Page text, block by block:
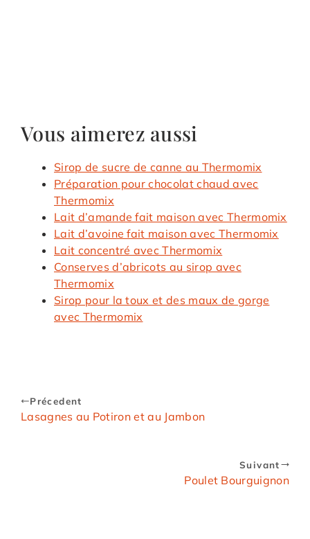
Vous aimerez aussi
Sirop de sucre de canne au Thermomix
Préparation pour chocolat chaud avec
Thermomix
Lait d’amande fait maison avec Thermomix
Lait d’avoine fait maison avec Thermomix
Lait concentré avec Thermomix
Conserves d’abricots au sirop avec
Thermomix
Sirop pour la toux et des maux de gorge
avec Thermomix
Précedent
Lasagnes au Potiron et au Jambon
Suivant
Poulet Bourguignon